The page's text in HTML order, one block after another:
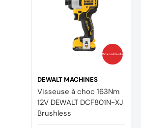
Prix coûtants
DEWALT MACHINES
Visseuse à choc 163Nm
12V DEWALT DCF801N-XJ
Brushless